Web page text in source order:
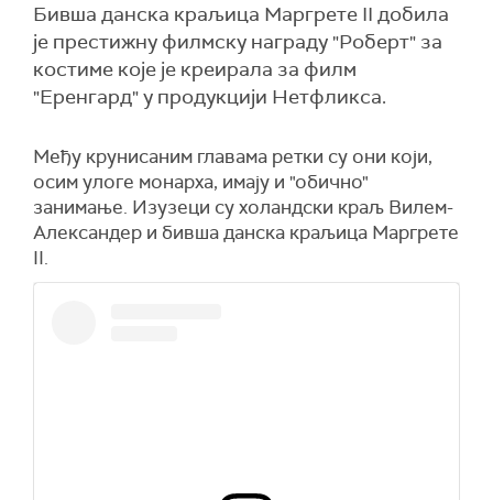
Бивша данска краљица Маргрете II добила
је престижну филмску награду "Роберт" за
костиме које је креирала за филм
"Еренгард" у продукцији Нетфликса.
Међу крунисаним главама ретки су они који,
осим улоге монарха, имају и "обично"
занимање. Изузеци су холандски краљ Вилем-
Александер и бивша данска краљица Маргрете
II.